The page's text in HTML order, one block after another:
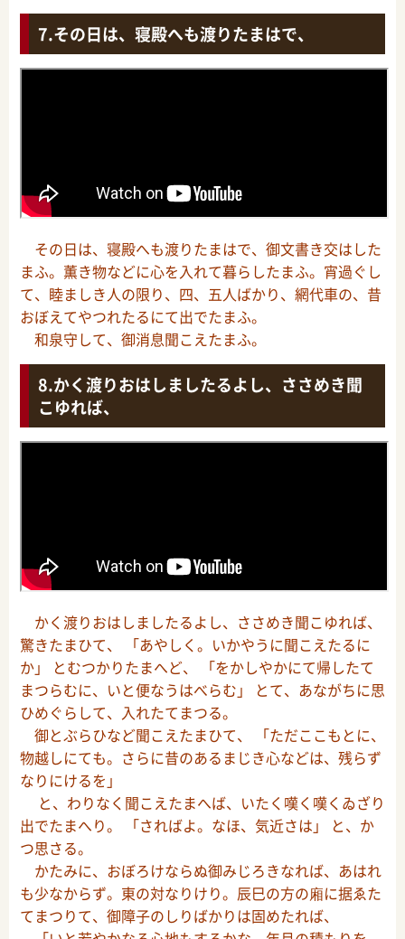
その日は、寝殿へも渡りたまはで、
その日は、寝殿へも渡りたまはで、御文書き交はした
まふ。薫き物などに心を入れて暮らしたまふ。宵過ぐし
て、睦ましき人の限り、四、五人ばかり、網代車の、昔
おぼえてやつれたるにて出でたまふ。
和泉守して、御消息聞こえたまふ。
かく渡りおはしましたるよし、ささめき聞
こゆれば、
かく渡りおはしましたるよし、ささめき聞こゆれば、
驚きたまひて、 「あやしく。いかやうに聞こえたるに
か」 とむつかりたまへど、 「をかしやかにて帰したて
まつらむに、いと便なうはべらむ」 とて、あながちに思
ひめぐらして、入れたてまつる。
御とぶらひなど聞こえたまひて、 「ただここもとに、
物越しにても。さらに昔のあるまじき心などは、残らず
なりにけるを」
と、わりなく聞こえたまへば、いたく嘆く嘆くゐざり
出でたまへり。 「さればよ。なほ、気近さは」 と、か
つ思さる。
かたみに、おぼろけならぬ御みじろきなれば、あはれ
も少なからず。東の対なりけり。辰巳の方の廂に据ゑた
てまつりて、御障子のしりばかりは固めたれば、